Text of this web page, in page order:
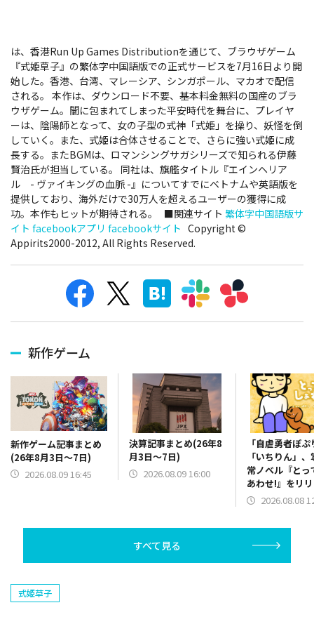
は、香港Run Up Games Distributionを通じて、ブラウザゲーム
『式姫草子』の繁体字中国語版での正式サービスを7月16日より開
始した。香港、台湾、マレーシア、シンガポール、マカオで配信
される。 本作は、ダウンロード不要、基本料金無料の国産のブラ
ウザゲーム。闇に包まれてしまった平安時代を舞台に、プレイヤ
ーは、陰陽師となって、女の子型の式神「式姫」を操り、妖怪を倒
していく。また、式姫は合体させることで、さらに強い式姫に成
長する。またBGMは、ロマンシングサガシリーズで知られる伊藤
賢治氏が担当している。 同社は、旗艦タイトル『エインヘリア
ル - ヴァイキングの血脈 -』についてすでにベトナムや英語版を
提供しており、海外だけで30万人を超えるユーザーの獲得に成
功。本作もヒットが期待される。 ■関連サイト 繁体字中国語版サ
イト facebookアプリ facebookサイト Copyright ©
Appirits2000-2012, All Rights Reserved.
新作ゲーム
新作ゲーム記事まとめ
(26年8月3日～7日)
2026.08.09 16:45
決算記事まとめ(26年8
月3日～7日)
2026.08.09 16:00
「自虐勇者ぽ
「いちりん」
常ノベル『とっ
あわせ!』をリ
2026.08.08
すべて見る
式姫草子